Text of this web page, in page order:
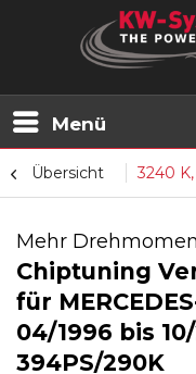
Menü
Übersicht 3240
Mehr
Chiptuning
für
04/1996 bis
394PS/290K